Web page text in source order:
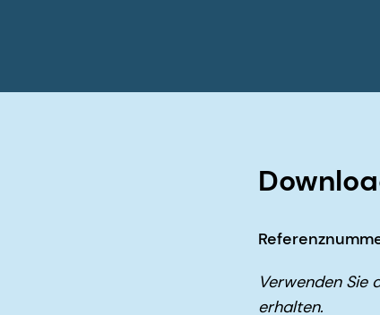
Verwenden Sie
erhalten.